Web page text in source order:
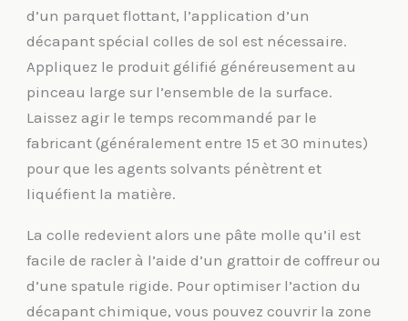
d’un parquet flottant, l’application d’un
décapant spécial colles de sol est nécessaire.
Appliquez le produit gélifié généreusement au
pinceau large sur l’ensemble de la surface.
Laissez agir le temps recommandé par le
fabricant (généralement entre 15 et 30 minutes)
pour que les agents solvants pénètrent et
liquéfient la matière.
La colle redevient alors une pâte molle qu’il est
facile de racler à l’aide d’un grattoir de coffreur ou
d’une spatule rigide. Pour optimiser l’action du
décapant chimique, vous pouvez couvrir la zone